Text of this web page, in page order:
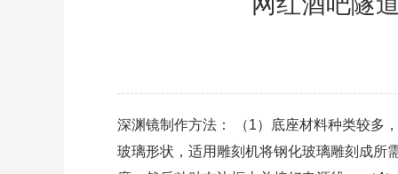
深渊镜制作方法： （1）底座材料种类较多
玻璃形状，适用雕刻机将钢化玻璃雕刻成所